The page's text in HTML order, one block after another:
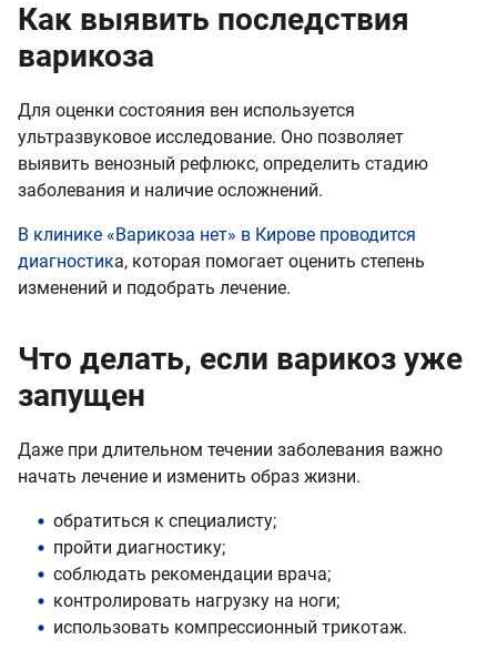
Как выявить последствия
варикоза
Для оценки состояния вен используется
ультразвуковое исследование. Оно позволяет
выявить венозный рефлюкс, определить стадию
заболевания и наличие осложнений.
В клинике «Варикоза нет» в Кирове проводится
диагностика, которая помогает оценить степень
изменений и подобрать лечение.
Что делать, если варикоз уже
запущен
Даже при длительном течении заболевания важно
начать лечение и изменить образ жизни.
обратиться к специалисту;
пройти диагностику;
соблюдать рекомендации врача;
контролировать нагрузку на ноги;
использовать компрессионный трикотаж.